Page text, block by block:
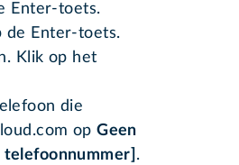
Enter-toets.
de Enter-toets.
Klik op het
die
opGeen
.